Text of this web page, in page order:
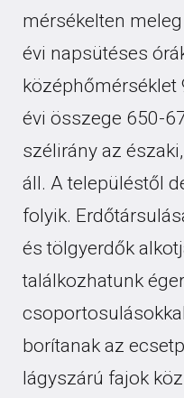
mérsékelten
évi napsütéses
középhőmérséklet
évi összege 650-
szélirány az
áll. A településtől
folyik.
és tölgyerdők
találkozhatunk
borítanak az
lágyszárú fajok